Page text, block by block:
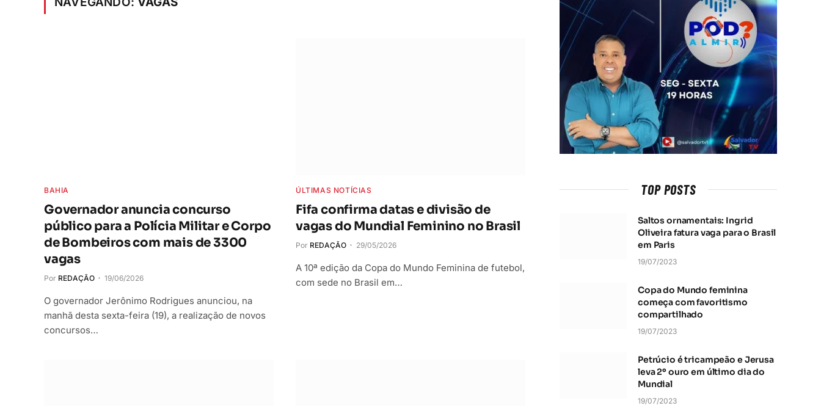
BAHIA
Governador anuncia concurso
público para a Polícia Militar e Corpo
de Bombeiros com mais de 3300
vagas
Por REDAÇÃO 19/06/2026
O governador Jerônimo Rodrigues anunciou, na
manhã desta sexta-feira (19), a realização de novos
concursos…
ÚLTIMAS NOTÍCIAS
Fifa confirma datas e divisão de
vagas do Mundial Feminino no Brasil
Por REDAÇÃO 29/05/2026
A 10ª edição da Copa do Mundo Feminina de futebol,
com sede no Brasil em…
TOP POSTS
Saltos ornamentais: Ingrid
Oliveira fatura vaga para o Brasil
em Paris
19/07/2023
Copa do Mundo feminina
começa com favoritismo
compartilhado
19/07/2023
Petrúcio é tricampeão e Jerusa
leva 2º ouro em último dia do
Mundial
19/07/2023